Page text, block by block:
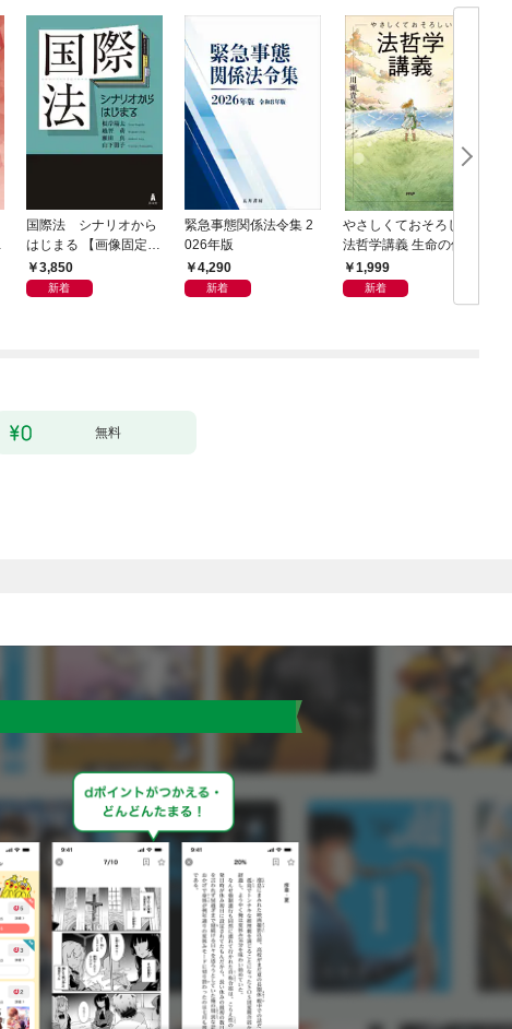
国際法 シナリオから
はじまる 【画像固定
版】3,850
新着
緊急事態関係法令集 2
026年版
4,290
新着
やさしくておそろしい
法哲学講義 生命の価値
はみな等しいのか
1,999
新着
無料